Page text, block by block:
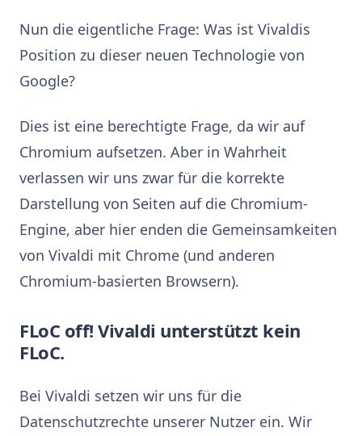
Nun die eigentliche Frage: Was ist Vivaldis
Position zu dieser neuen Technologie von
Google?
Dies ist eine berechtigte Frage, da wir auf
Chromium aufsetzen. Aber in Wahrheit
verlassen wir uns zwar für die korrekte
Darstellung von Seiten auf die Chromium-
Engine, aber hier enden die Gemeinsamkeiten
von Vivaldi mit Chrome (und anderen
Chromium-basierten Browsern).
FLoC off! Vivaldi unterstützt kein
FLoC.
Bei Vivaldi setzen wir uns für die
Datenschutzrechte unserer Nutzer ein. Wir